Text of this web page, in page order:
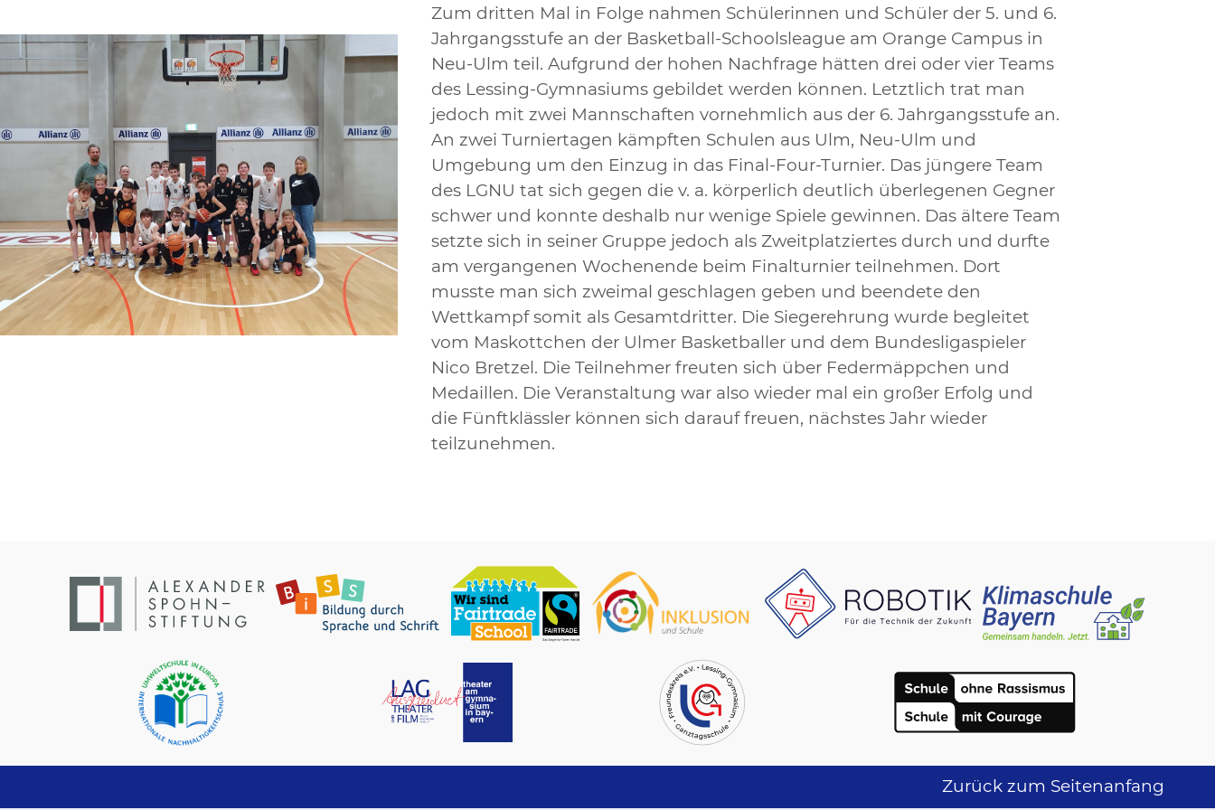
Zum dritten Mal in Folge nahmen Schülerinnen und Schüler der 5. und 6.
Jahrgangsstufe an der Basketball-Schoolsleague am Orange Campus in
Neu-Ulm teil. Aufgrund der hohen Nachfrage hätten drei oder vier Teams
des Lessing-Gymnasiums gebildet werden können. Letztlich trat man
jedoch mit zwei Mannschaften vornehmlich aus der 6. Jahrgangsstufe an.
An zwei Turniertagen kämpften Schulen aus Ulm, Neu-Ulm und
Umgebung um den Einzug in das Final-Four-Turnier. Das jüngere Team
des LGNU tat sich gegen die v. a. körperlich deutlich überlegenen Gegner
schwer und konnte deshalb nur wenige Spiele gewinnen. Das ältere Team
setzte sich in seiner Gruppe jedoch als Zweitplatziertes durch und durfte
am vergangenen Wochenende beim Finalturnier teilnehmen. Dort
musste man sich zweimal geschlagen geben und beendete den
Wettkampf somit als Gesamtdritter. Die Siegerehrung wurde begleitet
vom Maskottchen der Ulmer Basketballer und dem Bundesligaspieler
Nico Bretzel. Die Teilnehmer freuten sich über Federmäppchen und
Medaillen. Die Veranstaltung war also wieder mal ein großer Erfolg und
die Fünftklässler können sich darauf freuen, nächstes Jahr wieder
teilzunehmen.
Zurück zum Seitenanfang